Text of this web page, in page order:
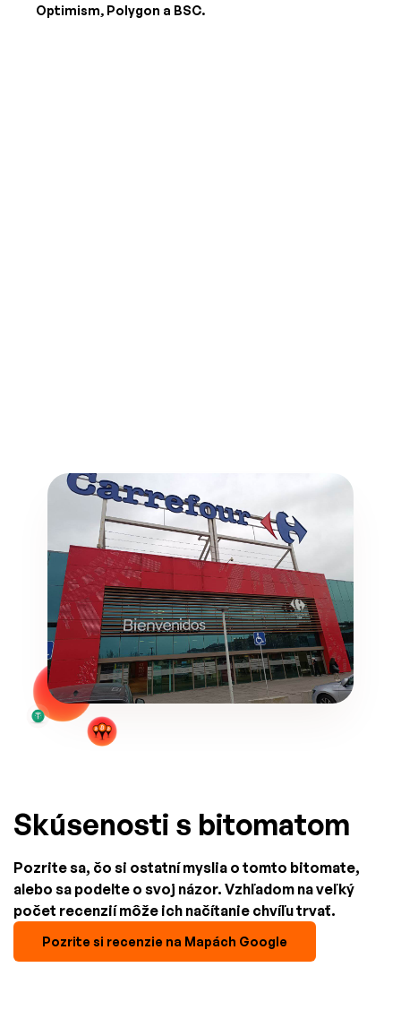
Optimism, Polygon a BSC.
Skúsenosti s bitomatom
Pozrite sa, čo si ostatní myslia o tomto bitomate,
alebo sa podelte o svoj názor. Vzhľadom na veľký
počet recenzií môže ich načítanie chvíľu trvať.
Pozrite si recenzie na Mapách Google